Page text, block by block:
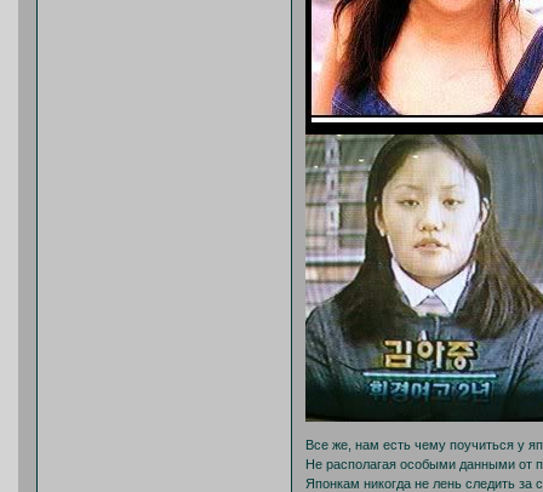
Все же, нам есть чему поучиться у
Не располагая особыми данными от
Японкам никогда не лень следить